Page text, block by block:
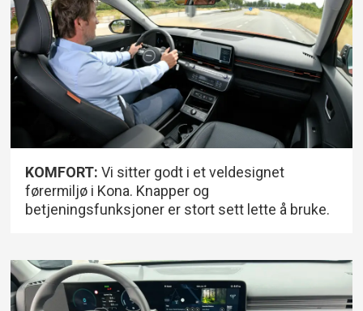
KOMFORT: Vi sitter godt i et veldesignet
førermiljø i Kona. Knapper og
betjeningsfunksjoner er stort sett lette å bruke.